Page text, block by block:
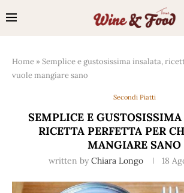
Home »Semplice e gustosissima insalata,
vuole mangiare sano
Secondi Piatti
SEMPLICE E
RICETTA PERFETTA PER
MANGIARE SANO
written by Chiara Longo 18